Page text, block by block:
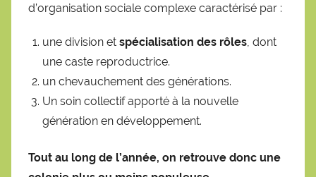
d’organisation sociale complexe caractérisé par :
une division et spécialisation des rôles , dont
une caste reproductrice.
un chevauchement des générations.
Un soin collectif apporté à la nouvelle
génération en développement.
Tout au long de l’année, on retrouve donc une